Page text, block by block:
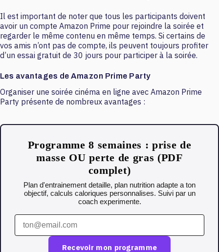
Il est important de noter que tous les participants doivent
avoir un compte Amazon Prime pour rejoindre la soirée et
regarder le même contenu en même temps. Si certains de
vos amis n’ont pas de compte, ils peuvent toujours profiter
d’un essai gratuit de 30 jours pour participer à la soirée.
Les avantages de Amazon Prime Party
Organiser une soirée cinéma en ligne avec Amazon Prime
Party présente de nombreux avantages :
Programme 8 semaines : prise de
masse OU perte de gras (PDF
complet)
Plan d'entrainement detaille, plan nutrition adapte a ton
objectif, calculs caloriques personnalises. Suivi par un
coach experimente.
Recevoir mon programme